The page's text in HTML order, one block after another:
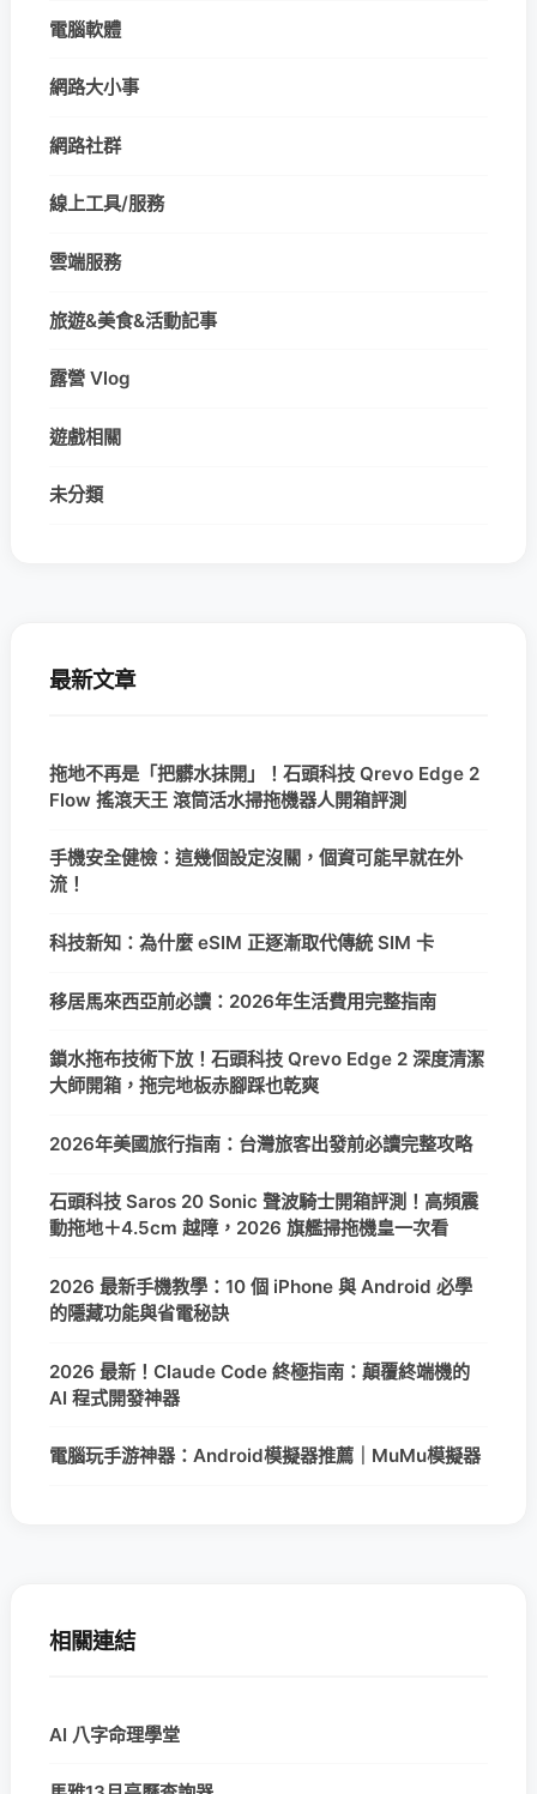
電腦軟體
網路大小事
網路社群
線上工具/服務
雲端服務
旅遊&美食&活動記事
露營 Vlog
遊戲相關
未分類
最新文章
拖地不再是「把髒水抹開」！石頭科技 Qrevo Edge 2
Flow 搖滾天王 滾筒活水掃拖機器人開箱評測
手機安全健檢：這幾個設定沒關，個資可能早就在外
流！
科技新知：為什麼 eSIM 正逐漸取代傳統 SIM 卡
移居馬來西亞前必讀：2026年生活費用完整指南
鎖水拖布技術下放！石頭科技 Qrevo Edge 2 深度清潔
大師開箱，拖完地板赤腳踩也乾爽
2026年美國旅行指南：台灣旅客出發前必讀完整攻略
石頭科技 Saros 20 Sonic 聲波騎士開箱評測！高頻震
動拖地＋4.5cm 越障，2026 旗艦掃拖機皇一次看
2026 最新手機教學：10 個 iPhone 與 Android 必學
的隱藏功能與省電秘訣
2026 最新！Claude Code 終極指南：顛覆終端機的
AI 程式開發神器
電腦玩手游神器：Android模擬器推薦｜MuMu模擬器
相關連結
AI 八字命理學堂